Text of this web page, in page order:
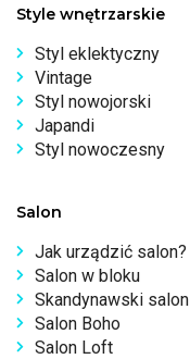
Style wnętrzarskie
Styl eklektyczny
Vintage
Styl nowojorski
Japandi
Styl nowoczesny
Salon
Jak urządzić salon?
Salon w bloku
Skandynawski salon
Salon Boho
Salon Loft